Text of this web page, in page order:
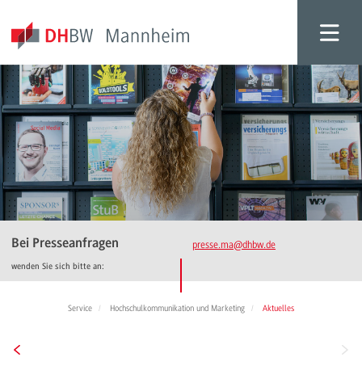
Bei Presseanfragen
wenden Sie sich bitte an:
presse.ma@dhbw.de
Service Hochschulkommunikation und Marketing Aktuelles